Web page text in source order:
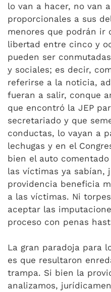
lo van a hacer, no van
proporcionales a sus
menores que podrán ir
libertad entre cinco y
pueden ser
y sociales; es decir,
referirse a la noticia,
fueran a salir, conque
que encontró la JEP
secretariado y que
conductas, lo vayan a
lechugas y en el
bien el auto
las víctimas ya sabían,
providencia beneficia
a las víctimas. Ni
aceptar las
proceso con penas
La gran paradoja para
es que resultaron
trampa. Si bien la
analizamos,